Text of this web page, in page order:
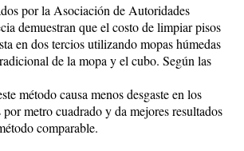
por la Asociación de Autoridades
demuestran que el costo de limpiar pisos
en dos tercios utilizando mopas húmedas
de la mopa y el cubo. Según las
método causa menos desgaste en los
por metro cuadrado y da mejores resultados
comparable.